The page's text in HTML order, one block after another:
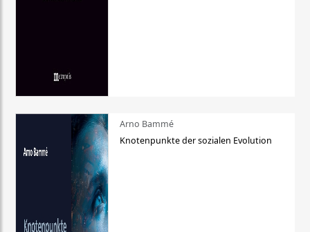
Arno Bammé
Knotenpunkte der sozialen Evolution